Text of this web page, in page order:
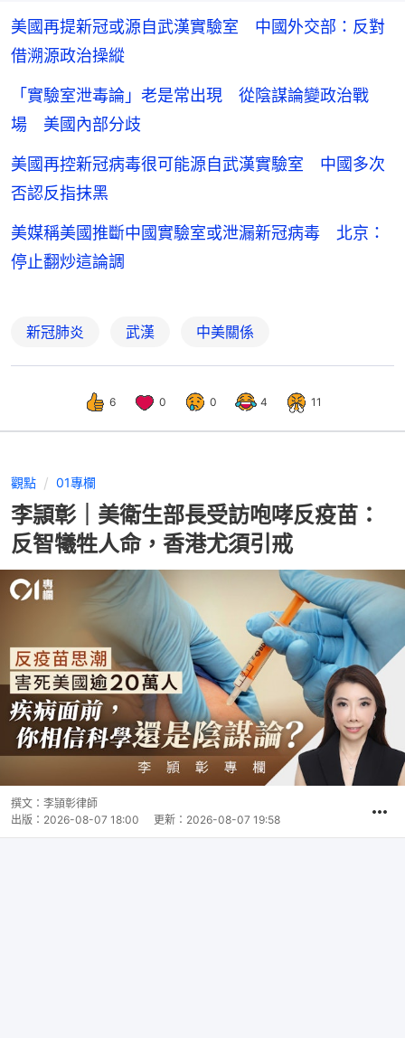
美國再提新冠或源自武漢實驗室 中國外交部：反對
借溯源政治操縱
「實驗室泄毒論」老是常出現 從陰謀論變政治戰
場 美國內部分歧
美國再控新冠病毒很可能源自武漢實驗室 中國多次
否認反指抹黑
美媒稱美國推斷中國實驗室或泄漏新冠病毒 北京：
停止翻炒這論調
新冠肺炎 武漢 中美關係
6 0 0 4 11
觀點 01專欄
李頴彰｜美衛生部長受訪咆哮反疫苗：
反智犧牲人命，香港尤須引戒
撰文： 李頴彰律師
出版： 2026-08-07 18:00 更新： 2026-08-07 19:58